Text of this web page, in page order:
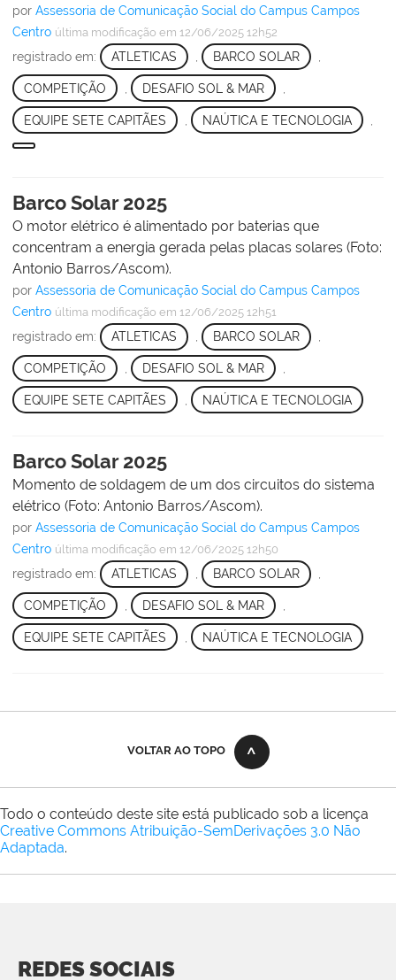
por Assessoria de Comunicação Social do Campus Campos
Centro última modificação em 12/06/2025 12h52
registrado em: ATLETICAS BARCO SOLAR
COMPETIÇÃO DESAFIO SOL & MAR
EQUIPE SETE CAPITÃES NAÚTICA E TECNOLOGIA
Barco Solar 2025
O motor elétrico é alimentado por baterias que
concentram a energia gerada pelas placas solares (Foto:
Antonio Barros/Ascom).
por Assessoria de Comunicação Social do Campus Campos
Centro última modificação em 12/06/2025 12h51
registrado em: ATLETICAS , BARCO SOLAR ,
COMPETIÇÃO DESAFIO SOL & MAR
EQUIPE SETE CAPITÃES NAÚTICA E TECNOLOGIA
Barco Solar 2025
Momento de soldagem de um dos circuitos do sistema
elétrico (Foto: Antonio Barros/Ascom).
por Assessoria de Comunicação Social do Campus Campos
Centro última modificação em 12/06/2025 12h50
registrado em: ATLETICAS , BARCO SOLAR ,
COMPETIÇÃO DESAFIO SOL & MAR
EQUIPE SETE CAPITÃES NAÚTICA E TECNOLOGIA
VOLTAR AO TOPO
Todo o conteúdo deste site está publicado sob a licença
Creative Commons Atribuição-SemDerivações 3.0 Não
Adaptada.
REDES SOCIAIS